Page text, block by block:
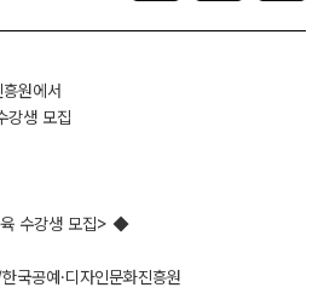
원에서
강생 모집
수강생 모집> ◆
국공예·디자인문화진흥원